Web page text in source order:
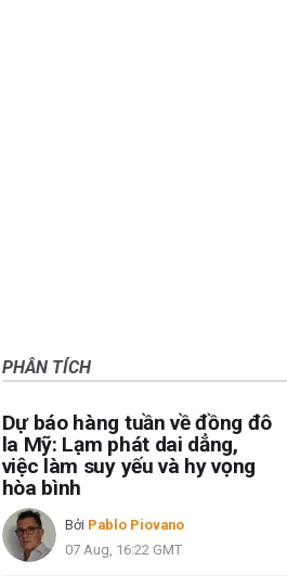
PHÂN TÍCH
Dự báo hàng tuần về đồng đô
la Mỹ: Lạm phát dai dẳng,
việc làm suy yếu và hy vọng
hòa bình
Bởi Pablo Piovano
07 Aug, 16:22 GMT